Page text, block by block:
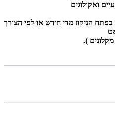
ואקולוגים
הניקוז מדי חודש או לפי הצורך